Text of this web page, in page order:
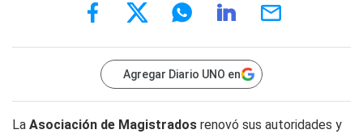
Agregar Diario UNO en
La Asociación de Magistrados renovó sus autoridades y